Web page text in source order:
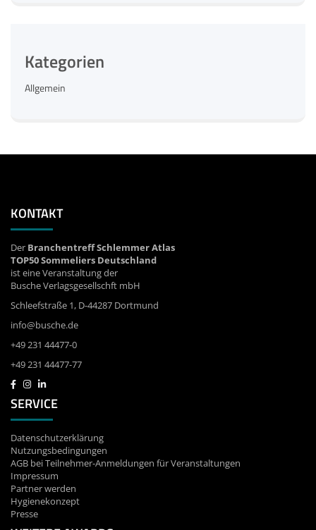
Kategorien
Allgemein
KONTAKT
Der Branchentreff Schlemmer Atlas
TOP50 Sommeliers Deutschland
ist eine Veranstaltung der
Busche Verlagsgesellschft mbH
Schleefstraße 1, D-44287 Dortmund
info@busche.de
+49 231 44477-0
+49 231 44477-77
SERVICE
Datenschutzerklärung
Nutzungsbedingungen
AGB bei Teilnehmer-Anmeldungen für Veranstaltungen
Impressum
Partner werden
Hygienekonzept
Presse